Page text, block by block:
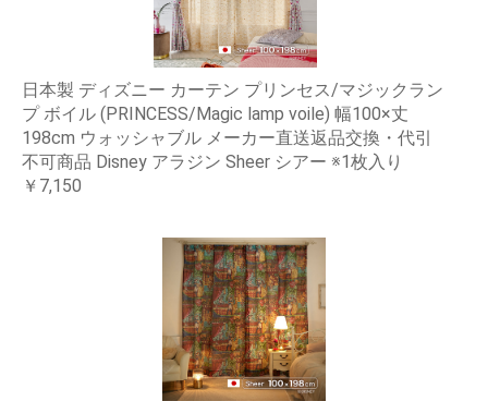
日本製 ディズニー カーテン プリンセス/マジックラン
プ ボイル (PRINCESS/Magic lamp voile) 幅100×丈
198cm ウォッシャブル メーカー直送返品交換・代引
不可商品 Disney アラジン Sheer シアー ※1枚入り
￥7,150